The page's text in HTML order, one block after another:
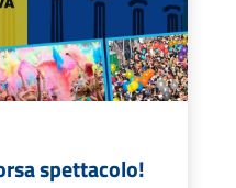
spettacolo!